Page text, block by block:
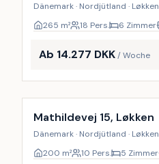
Dänemark · Nordjütland · Løkken
265 m² 18 Pers. 6 Zimmer
Ab 14.277 DKK/ Woche
Inkl. Endreinigung
Mathildevej 15, Løkken
Dänemark · Nordjütland · Løkken
200 m² 10 Pers. 5 Zimmer